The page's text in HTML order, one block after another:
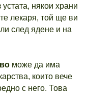
някои храни
лекаря, той ще ви
след ядене и на
може да има
които вече
с него. Това